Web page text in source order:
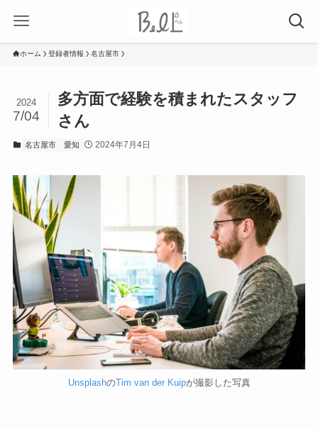
ホーム 登録者情報 名古屋市
多方面で経験を積まれたスタッフ
さん
2024
7/04
名古屋市 愛知 2024年7月4日
UnsplashのTim van der Kuipが撮影した写真